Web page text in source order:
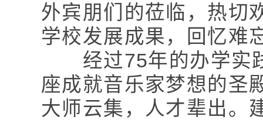
外宾朋们的莅临，热切
学校发展成果，回忆难
经过75年的办学实践
座成就音乐家梦想的圣
大师云集，人才辈出。